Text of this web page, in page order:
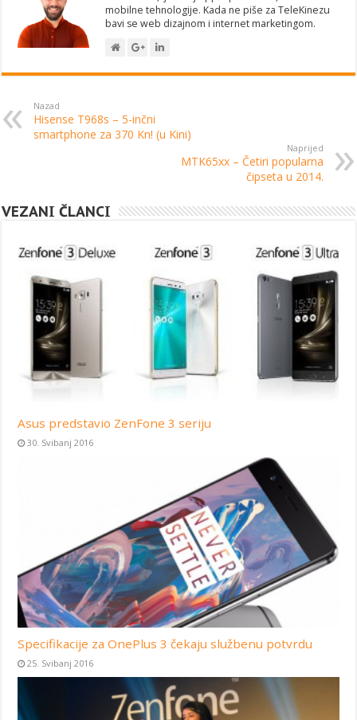
mobilne tehnologije. Kada ne piše za TeleKinezu
bavi se web dizajnom i internet marketingom.
Nazad
Hisense T968s – 5-inčni
smartphone za 370 Kn! (u Kini)
Naprijed
MTK65xx – Četiri popularna
čipseta u 2014.
VEZANI ČLANCI
Asus predstavio ZenFone 3 seriju
30. Svibanj 2016
Specifikacije za OnePlus 3 čekaju službenu potvrdu
25. Svibanj 2016